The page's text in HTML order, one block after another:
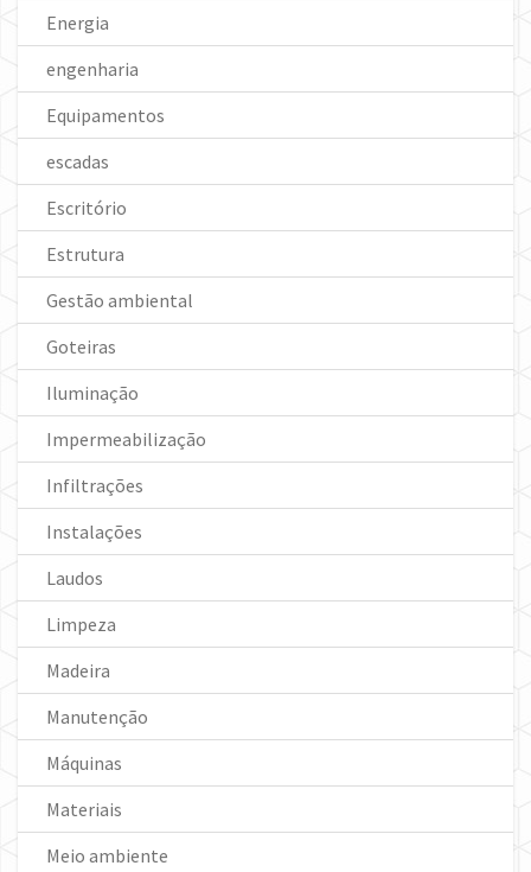
Energia
engenharia
Equipamentos
escadas
Escritório
Estrutura
Gestão ambiental
Goteiras
Iluminação
Impermeabilização
Infiltrações
Instalações
Laudos
Limpeza
Madeira
Manutenção
Máquinas
Materiais
Meio ambiente